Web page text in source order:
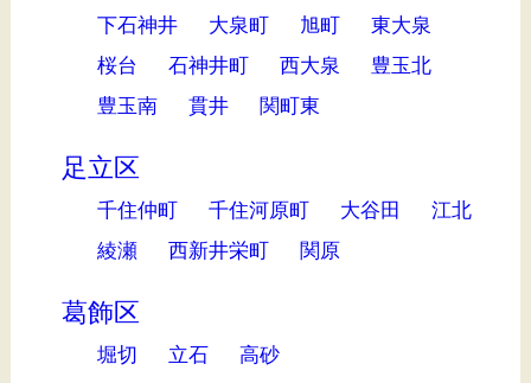
下石神井 大泉町 旭町
東大泉
桜台
石神井町 西大泉
豊玉北
豊玉南
貫井 関町東
足立区
千住仲町 千住河原町 大谷田
江北
綾瀬
西新井栄町 関原
葛飾区
堀切 立石 高砂